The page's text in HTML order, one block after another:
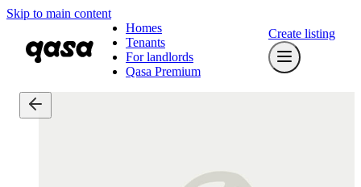
Skip to main content
Homes
Tenants
For landlords
Qasa Premium
Create listing